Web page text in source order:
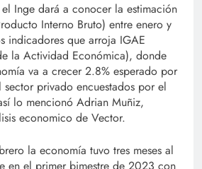
Inge dará a conocer la estimación
Interno Bruto) entre enero y
indicadores que arroja IGAE
la Actividad Económica), donde
va a crecer 2.8% esperado por
sector privado encuestados por el
lo mencionó Adrian Muñiz,
economico de Vector.
la economía tuvo tres meses al